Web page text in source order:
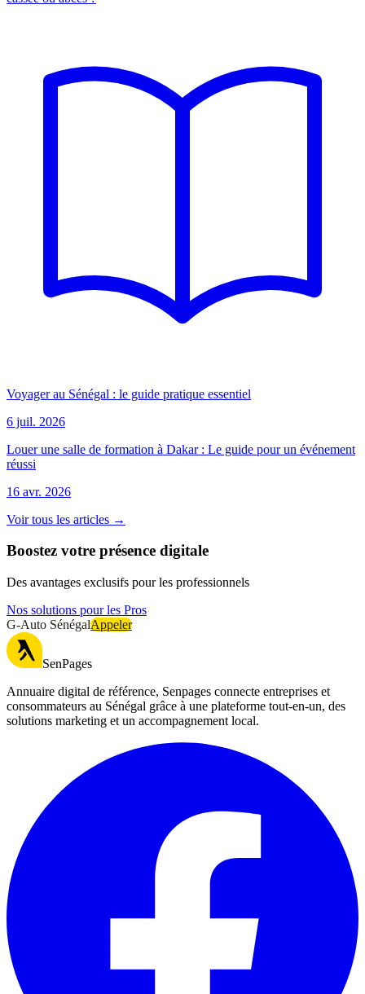
Voyager au Sénégal : le guide pratique essentiel
6 juil. 2026
Louer une salle de formation à Dakar : Le guide pour un événement
réussi
16 avr. 2026
Voir tous les articles →
Boostez votre présence digitale
Des avantages exclusifs pour les professionnels
Nos solutions pour les Pros
G-Auto SénégalAppeler
SenPages
Annuaire digital de référence, Senpages connecte entreprises et
consommateurs au Sénégal grâce à une plateforme tout-en-un, des
solutions marketing et un accompagnement local.